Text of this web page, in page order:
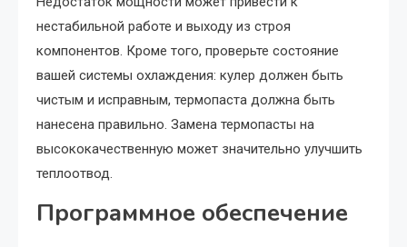
нестабильной работе и выходу из строя
компонентов. Кроме того, проверьте состояние
вашей системы охлаждения: кулер должен быть
чистым и исправным, термопаста должна быть
нанесена правильно. Замена термопасты на
высококачественную может значительно улучшить
теплоотвод.
Программное обеспечение